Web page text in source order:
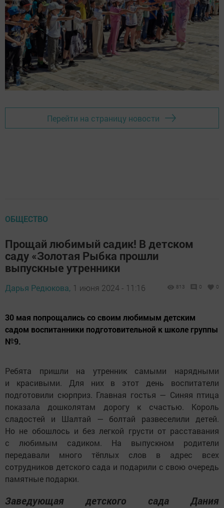
Перейти на страницу новости
ОБЩЕСТВО
Прощай любимый садик! В детском
саду «Золотая Рыбка прошли
выпускные утренники
Дарья Редюкова, 1 июня 2024 - 11:16 813 0 0
30 мая попрощались со своим любимым детским
садом воспитанники подготовительной к школе группы
№9.
Ребята пришли на утренник самыми нарядными
и красивыми. Для них в этот день воспитатели
подготовили сюрприз. Главная гостья — Синяя птица
показала дошколятам дорогу к счастью. Король
сладостей и Шалтай — болтай развеселили детей.
Но не обошлось и без легкой грусти от расставания
с любимым садиком. На выпускном родители
передавали много тёплых слов в адрес всех
сотрудников детского сада и подарили с свою очередь
памятные подарки.
Заведующая детского сада Дания